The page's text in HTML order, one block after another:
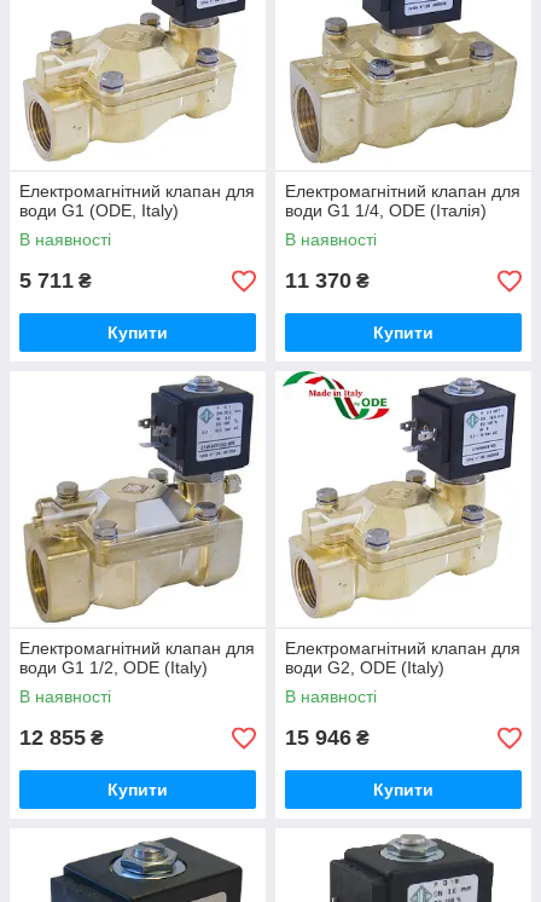
www.armakip.com.ua
або альтернативний сайтwww.armakip.net.ua
Телефонуйте нам(044) 277-45-58,277-31-30
(050) 252-30-30
(073) 252-30-30
Можливо Ви хочете купити електромагнітніклапани для
повітряабо електромагнітні клапани для пари
Електромагнітний клапан для
води G1 (ODE, Italy)
В наявності
5 711 ₴
Купити
Електромагнітний клапан для
води G1 1/4, ODE (Італія)
В наявності
11 370 ₴
Купити
Електромагнітний клапан для
води G1 1/2, ODE (Italy)
В наявності
12 855 ₴
Купити
Електромагнітний клапан для
води G2, ODE (Italy)
В наявності
15 946 ₴
Купити